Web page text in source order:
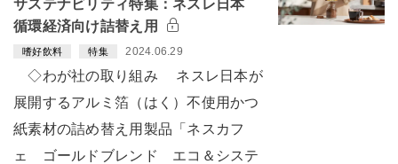
サステナビリティ特集：ネスレ日本
循環経済向け詰替え用
嗜好飲料 特集 2024.06.29
◇わが社の取り組み ネスレ日本が
展開するアルミ箔（はく）不使用かつ
紙素材の詰め替え用製品「ネスカフ
ェ ゴールドブレンド エコ＆システ